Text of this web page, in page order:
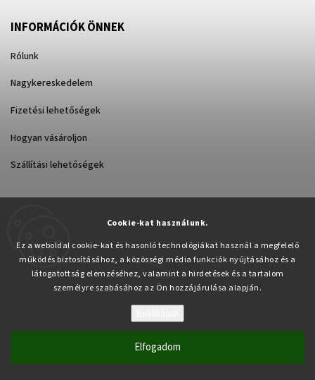
Cookie-kat használunk.
Ez a weboldal cookie-kat és hasonló technológiákat használ a megfelelő
működés biztosításához, a közösségi média funkciók nyújtásához és a
látogatottság elemzéséhez, valamint a hirdetések és a tartalom
személyre szabásához az Ön hozzájárulása alapján.
Elfogadom
INFORMÁCIÓK ÖNNEK
Rólunk
Nagykereskedelem
Fizetési lehetőségek
Hogyan vásároljon
Szállítási lehetőségek
Copyright 2026Pabex.hu. Minden jog fenntartva.
Süti beállítások szerkesztése